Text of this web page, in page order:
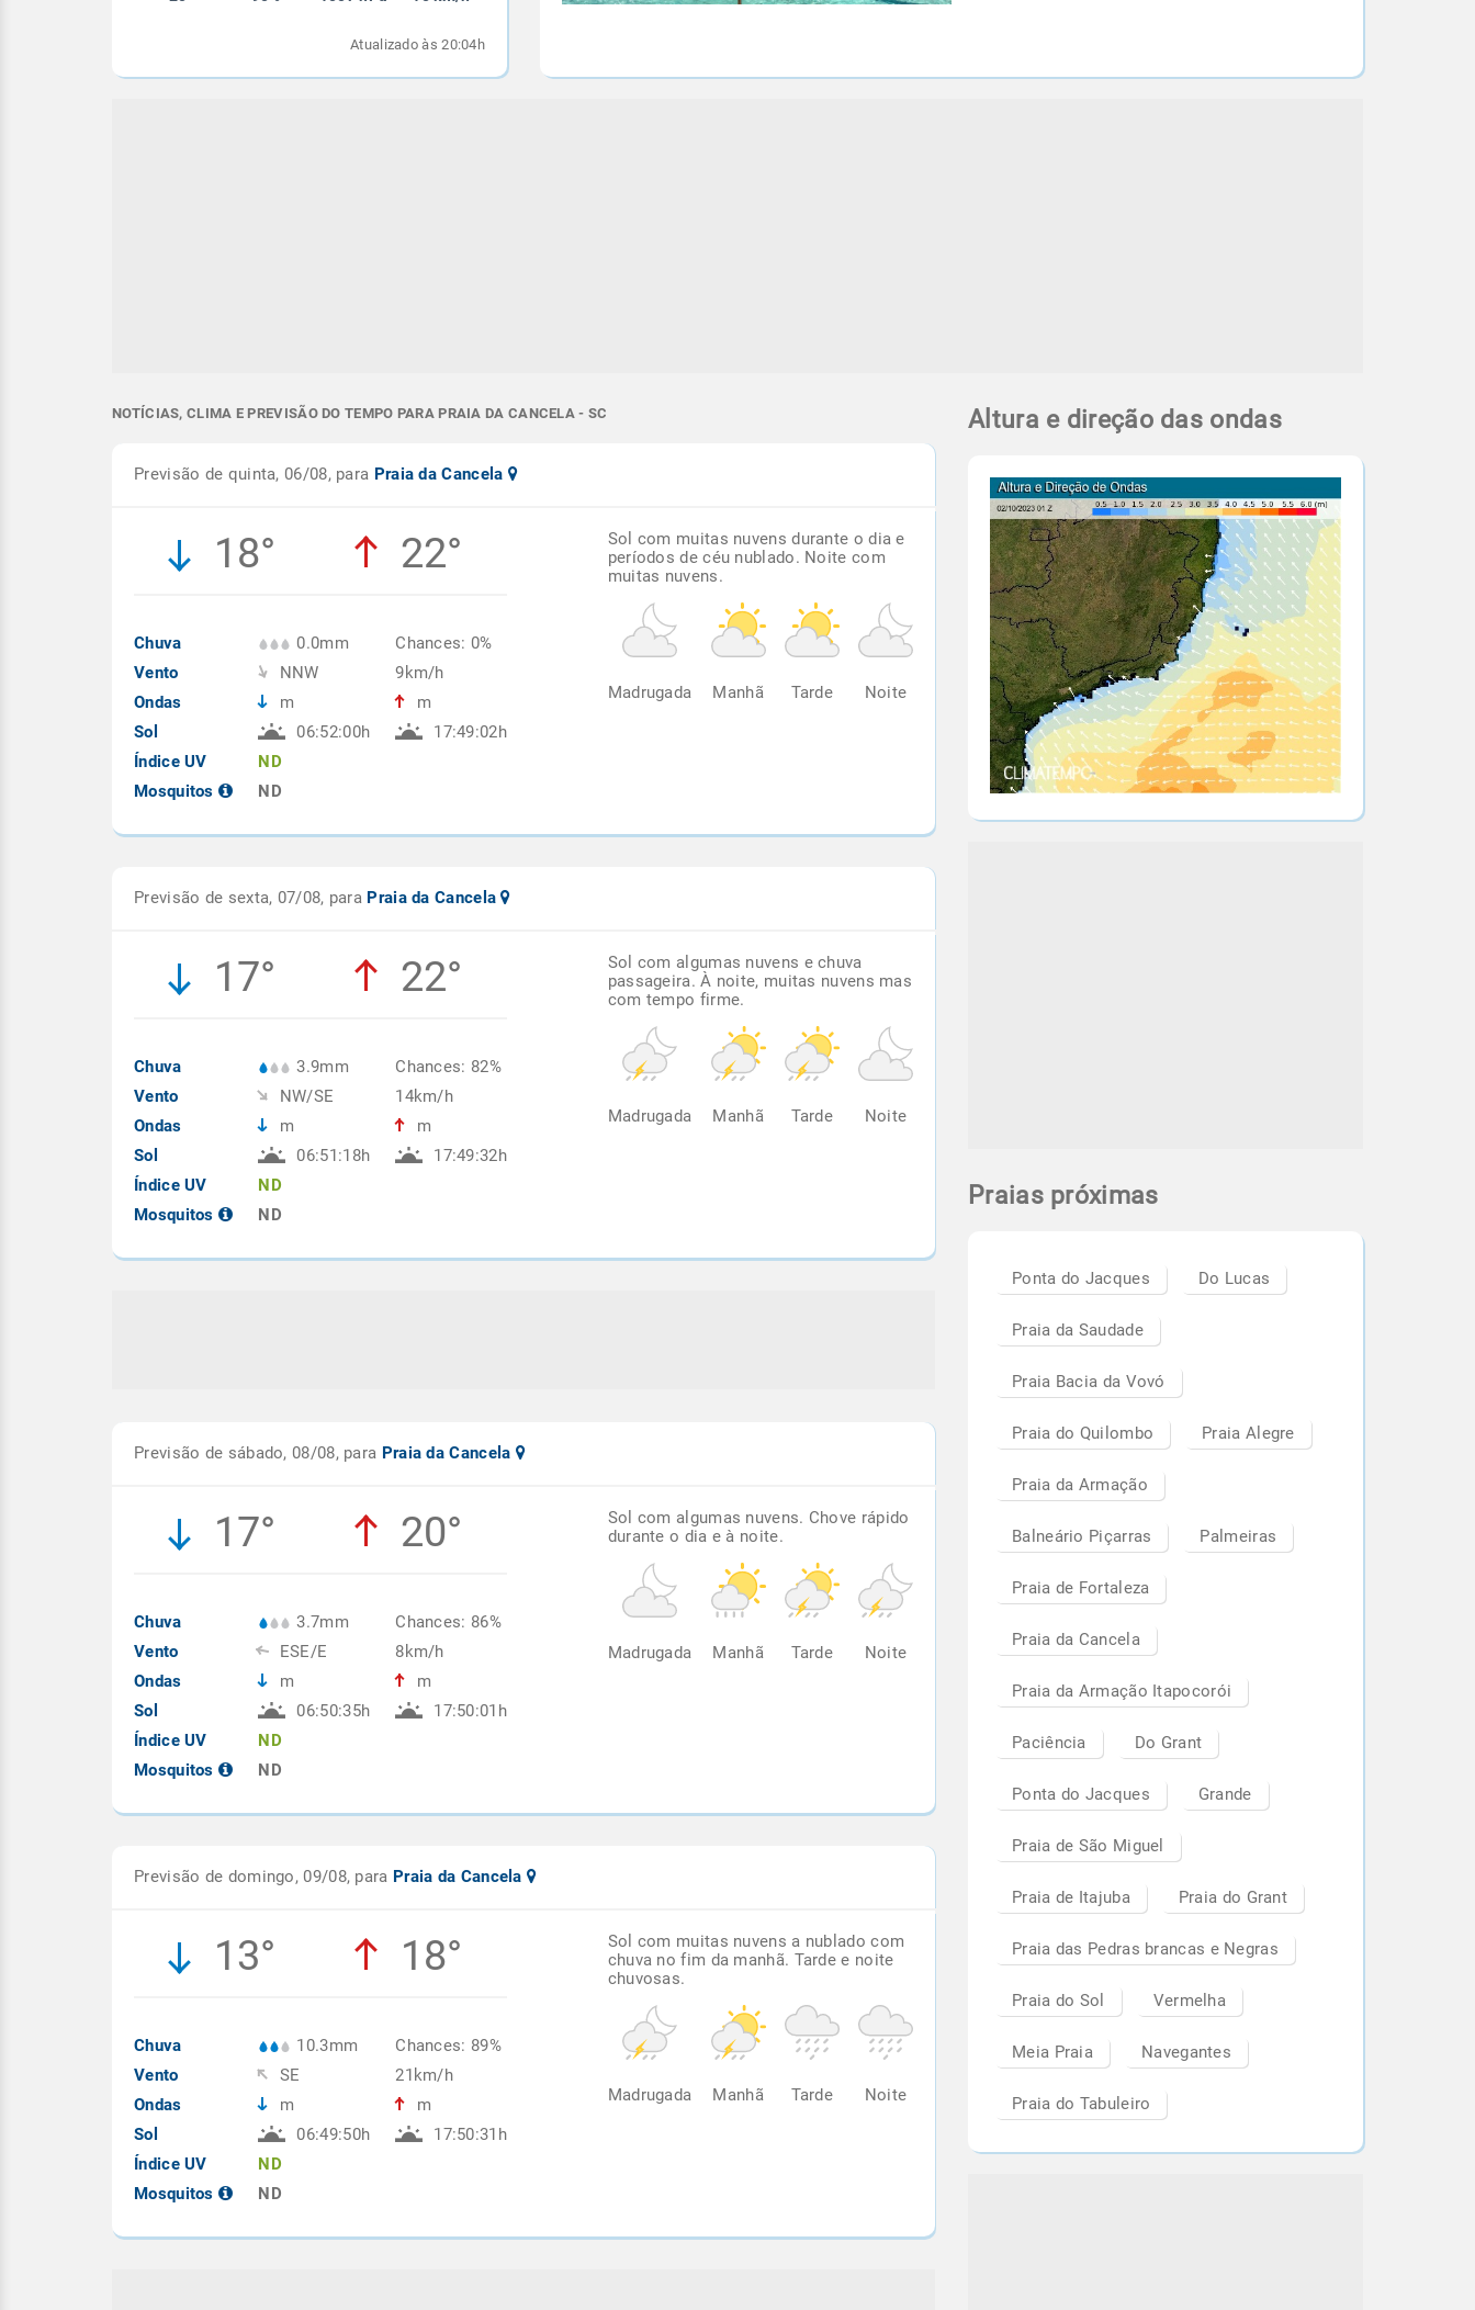
Atualizado às 20:04h
NOTÍCIAS, CLIMA E PREVISÃO DO TEMPO PARA PRAIA DA CANCELA - SC
Previsão de quinta, 06/08, para Praia da Cancela
18° 22°
Chuva
Vento
Ondas
Sol
Índice UV
Mosquitos
0.0mm
NNW
m
06:52:00h
ND
ND
Chances: 0%
9km/h
m
17:49:02h
Sol com muitas nuvens durante o dia e
períodos de céu nublado. Noite com
muitas nuvens.
Madrugada Manhã Tarde Noite
Previsão de sexta, 07/08, para Praia da Cancela
17° 22°
Chuva
Vento
Ondas
Sol
Índice UV
Mosquitos
3.9mm
NW/SE
m
06:51:18h
ND
ND
Chances: 82%
14km/h
m
17:49:32h
Sol com algumas nuvens e chuva
passageira. À noite, muitas nuvens mas
com tempo firme.
Madrugada Manhã Tarde Noite
Previsão de sábado, 08/08, para Praia da Cancela
17° 20°
Chuva
Vento
Ondas
Sol
Índice UV
Mosquitos
3.7mm
ESE/E
m
06:50:35h
ND
ND
Chances: 86%
8km/h
m
17:50:01h
Sol com algumas nuvens. Chove rápido
durante o dia e à noite.
Madrugada Manhã Tarde Noite
Previsão de domingo, 09/08, para Praia da Cancela
13° 18°
Chuva
Vento
Ondas
Sol
Índice UV
Mosquitos
10.3mm
SE
m
06:49:50h
ND
ND
Chances: 89%
21km/h
m
17:50:31h
Sol com muitas nuvens a nublado com
chuva no fim da manhã. Tarde e noite
chuvosas.
Madrugada Manhã Tarde Noite
Altura e direção das ondas
Praias próximas
Ponta do Jacques Do Lucas
Praia da Saudade
Praia Bacia da Vovó
Praia do Quilombo Praia Alegre
Praia da Armação
Balneário Piçarras Palmeiras
Praia de Fortaleza
Praia da Cancela
Praia da Armação Itapocorói
Paciência Do Grant
Ponta do Jacques Grande
Praia de São Miguel
Praia de Itajuba Praia do Grant
Praia das Pedras brancas e Negras
Praia do Sol Vermelha
Meia Praia Navegantes
Praia do Tabuleiro